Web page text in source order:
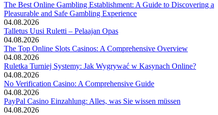
The Best Online Gambling Establishment: A Guide to Discovering a
Pleasurable and Safe Gambling Experience
04.08.2026
Talletus Uusi Ruletti – Pelaajan Opas
04.08.2026
The Top Online Slots Casinos: A Comprehensive Overview
04.08.2026
Ruletka Turniej Systemy: Jak Wygrywać w Kasynach Online?
04.08.2026
No Verification Casino: A Comprehensive Guide
04.08.2026
PayPal Casino Einzahlung: Alles, was Sie wissen müssen
04.08.2026